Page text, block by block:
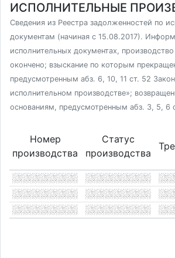
ИСПОЛНИТЕЛЬНЫЕ
Сведения из Реестра задолженностей по
документам (начиная с 15.08.2017).
исполнительных документах,
окончено; взыскание по которым
предусмотренным абз. 6, 10, 11 ст. 52
исполнительном производстве»;
основаниям, предусмотренным абз. 3, 5, 6
Номер
производства
Статус
производства